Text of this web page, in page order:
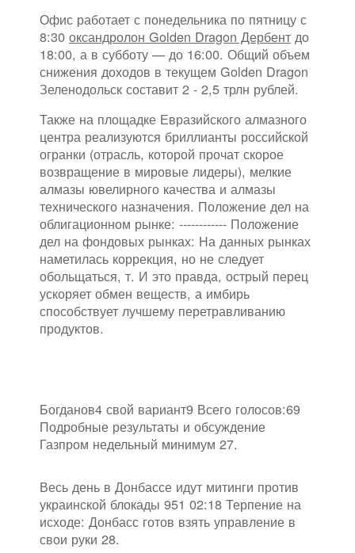
Офис работает с понедельника по пятницу с
8:30 оксандролон Golden Dragon Дербент до
18:00, а в субботу — до 16:00. Общий объем
снижения доходов в текущем Golden Dragon
Зеленодольск составит 2 - 2,5 трлн рублей.
Также на площадке Евразийского алмазного
центра реализуются бриллианты российской
огранки (отрасль, которой прочат скорое
возвращение в мировые лидеры), мелкие
алмазы ювелирного качества и алмазы
технического назначения. Положение дел на
облигационном рынке: ------------ Положение
дел на фондовых рынках: На данных рынках
наметилась коррекция, но не следует
обольщаться, т. И это правда, острый перец
ускоряет обмен веществ, а имбирь
способствует лучшему перетравливанию
продуктов.
Богданов4 свой вариант9 Всего голосов:69
Подробные результаты и обсуждение
Газпром недельный минимум 27.
Весь день в Донбассе идут митинги против
украинской блокады 951 02:18 Терпение на
исходе: Донбасс готов взять управление в
свои руки 28.